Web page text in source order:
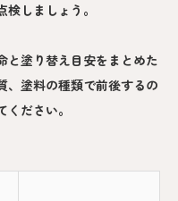
しましょう。
と塗り替え目安をまとめた
、塗料の種類で前後するの
ださい。